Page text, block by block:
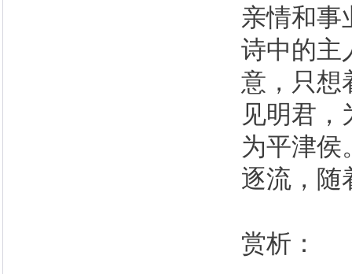
亲情和事
诗中的主
意，只想
见明君
为平津侯
逐流，随
赏析：